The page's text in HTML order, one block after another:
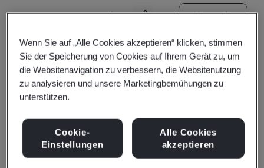
Teilen: Upgrade
Molex India Pvt Ltd
Bangalore Harness Plant
Plot No.6A
Sadaramangala Industrial Area
Kadugodi,
Bangalore
Wenn Sie auf „Alle Cookies akzeptieren“ klicken, stimmen
Sie der Speicherung von Cookies auf Ihrem Gerät zu, um
die Websitenavigation zu verbessern, die Websitenutzung
zu analysieren und unsere Marketingbemühungen zu
unterstützen.
Cookie-
Einstellungen
Alle Cookies
akzeptieren